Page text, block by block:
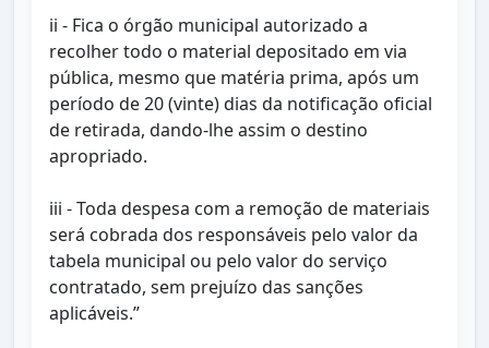
ii - Fica o órgão municipal autorizado a
recolher todo o material depositado em via
pública, mesmo que matéria prima, após um
período de 20 (vinte) dias da notificação oficial
de retirada, dando-lhe assim o destino
apropriado.
iii - Toda despesa com a remoção de materiais
será cobrada dos responsáveis pelo valor da
tabela municipal ou pelo valor do serviço
contratado, sem prejuízo das sanções
aplicáveis.”